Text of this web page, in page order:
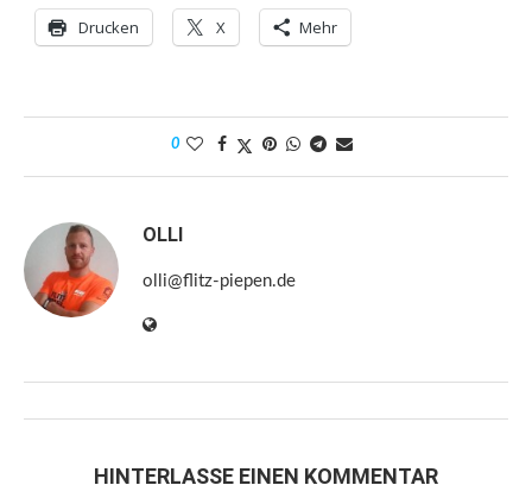
Drucken X Mehr
0
OLLI
olli@flitz-piepen.de
HINTERLASSE EINEN KOMMENTAR